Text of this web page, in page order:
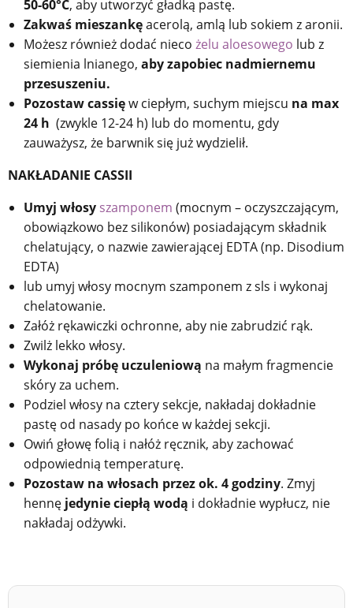
50-60°C, aby utworzyć gładką pastę.
Zakwaś mieszankęacerolą, amlą lub sokiem z aronii.
Możesz również dodać nieco żelu aloesowego lub z
siemienia lnianego, aby zapobiec nadmiernemu
przesuszeniu.
Pozostaw cassięw ciepłym, suchym miejscu na max
24 h (zwykle 12-24 h) lub do momentu, gdy
zauważysz, że barwnik się już wydzielił.
NAKŁADANIE CASSII
Umyj włosy szamponem (mocnym – oczyszczającym,
obowiązkowo bez silikonów) posiadającym składnik
chelatujący, o nazwie zawierającej EDTA (np. Disodium
EDTA)
lub umyj włosy mocnym szamponem z sls i wykonaj
chelatowanie.
Załóż rękawiczki ochronne, aby nie zabrudzić rąk.
Zwilż lekko włosy.
Wykonaj próbę uczuleniową na małym fragmencie
skóry za uchem.
Podziel włosy na cztery sekcje, nakładaj dokładnie
pastę od nasady po końce w każdej sekcji.
Owiń głowę folią i nałóż ręcznik, aby zachować
odpowiednią temperaturę.
Pozostaw na włosach przez ok. 4 godziny. Zmyj
hennę jedynie ciepłą wodą i dokładnie wypłucz, nie
nakładaj odżywki.